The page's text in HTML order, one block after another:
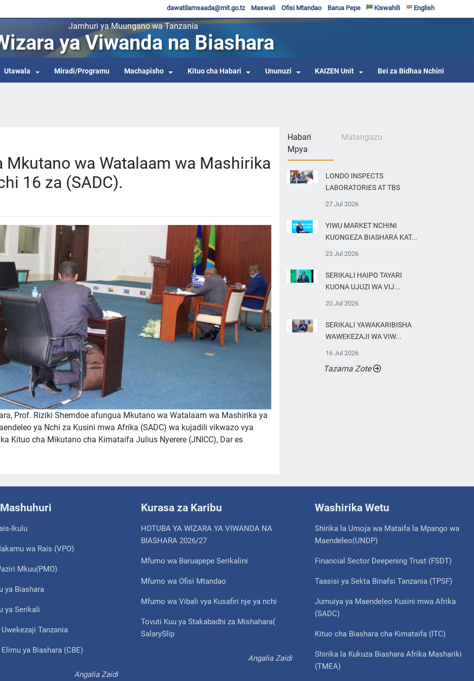
English
Kiswahili
Barua Pepe
Ofisi Mtandao
Maswali
dawatilamsaada@mit.go.tz
Jamhuri ya Muungano wa Tanzania
ya Viwanda na Biashara
Utawala Miradi/Programu Machapisho Kituo cha Habari Ununuzi KAIZEN Unit Bei za Bidhaa Nchini
wa Watalaam wa Mashirika
16 za (SADC).
Prof. Riziki Shemdoe afungua Mkutano wa Watalaam wa Mashirika ya
ya Nchi za Kusini mwa Afrika (SADC) wa kujadili vikwazo vya
Kituo cha Mikutano cha Kimataifa Julius Nyerere (JNICC), Dar es
Habari
Mpya
Matangazo
LONDO INSPECTS
LABORATORIES AT TBS
27 Jul 2026
YIWU MARKET NCHINI
KUONGEZA BIASHARA KAT...
23 Jul 2026
SERIKALI HAIPO TAYARI
KUONA UJUZI WA VIJ...
20 Jul 2026
SERIKALI YAWAKARIBISHA
WAWEKEZAJI WA VIW...
16 Jul 2026
Tazama Zote
Ikulu
wa Rais (VPO)
Mkuu(PMO)
ya Biashara
ya Serikali
Tanzania
ya Biashara (CBE)
Angalia Zaidi
Kurasa za Karibu
HOTUBA YA WIZARA YA VIWANDA NA
BIASHARA 2026/27
Mfumo wa Baruapepe Serikalini
Mfumo wa Ofisi Mtandao
Mfumo wa Vibali vya Kusafiri nje ya nchi
Tovuti Kuu ya Stakabadhi za Mishahara(
SalarySlip
Angalia Zaidi
Washirika Wetu
Shirika la Umoja wa Mataifa la Mpango wa
Maendeleo(UNDP)
Financial Sector Deepening Trust (FSDT)
Taasisi ya Sekta Binafsi Tanzania (TPSF)
Jumuiya ya Maendeleo Kusini mwa Afrika
(SADC)
Kituo cha Biashara cha Kimataifa (ITC)
Shirika la Kukuza Biashara Afrika Mashariki
(TMEA)